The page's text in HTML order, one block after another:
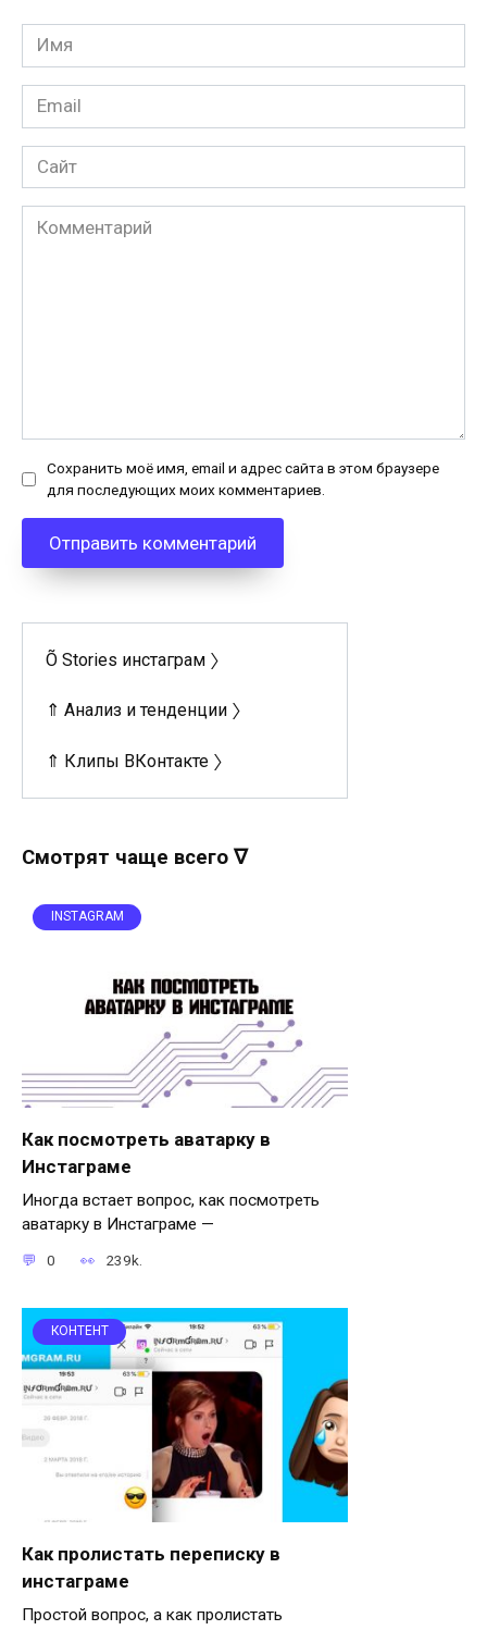
Имя
*
Email
*
Сайт
Комментарий
Сохранить моё имя, email и адрес сайта в этом браузере
для последующих моих комментариев.
Õ Stories инстаграм 〉
⇑ Анализ и тенденции 〉
⇑ Клипы ВКонтакте 〉
Смотрят чаще всего ∇
INSTAGRAM
Как посмотреть аватарку в
Инстаграме
Иногда встает вопрос, как посмотреть
аватарку в Инстаграме —
0 239k.
КОНТЕНТ
Как пролистать переписку в
инстаграме
Простой вопрос, а как пролистать